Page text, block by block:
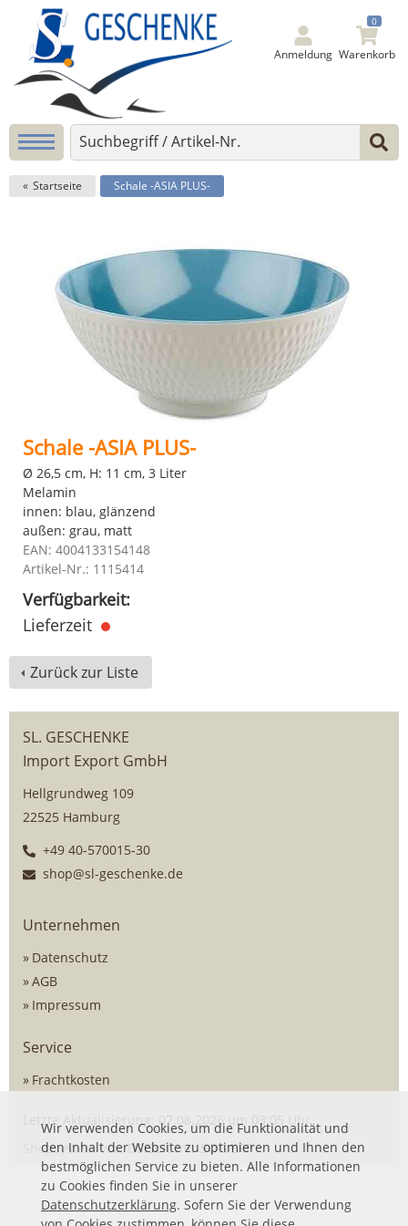
Anmeldung
0
Warenkorb
Startseite Schale -ASIA PLUS-
Schale -ASIA PLUS-
Ø 26,5 cm, H: 11 cm, 3 Liter
Melamin
innen: blau, glänzend
außen: grau, matt
EAN: 4004133154148
Artikel-Nr.: 1115414
Verfügbarkeit:
Lieferzeit
Zurück zur Liste
SL. GESCHENKE
Import Export GmbH
Hellgrundweg 109
22525 Hamburg
+49 40-570015-30
shop@sl-geschenke.de
Unternehmen
Datenschutz
AGB
Impressum
Service
Frachtkosten
Letzte Aktualisierung: 07.08.2026 um 03:05 Uhr
Shopsystem vonDSISoftmit SOG ERP
Wir verwenden Cookies, um die Funktionalität und
den Inhalt der Website zu optimieren und Ihnen den
bestmöglichen Service zu bieten. Alle Informationen
zu Cookies finden Sie in unserer
Datenschutzerklärung. Sofern Sie der Verwendung